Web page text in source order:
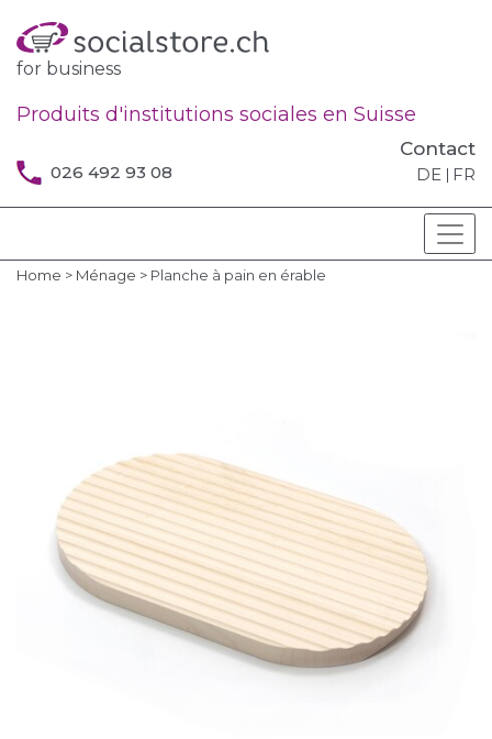
026 492 93 08
Contact
DE FR
for business
Produits d'institutions sociales en Suisse
Home > Ménage > Planche à pain en érable